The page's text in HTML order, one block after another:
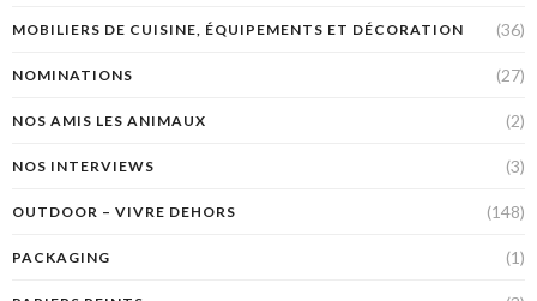
MOBILIERS DE CUISINE, ÉQUIPEMENTS ET DÉCORATION (36)
NOMINATIONS (27)
NOS AMIS LES ANIMAUX (2)
NOS INTERVIEWS (3)
OUTDOOR – VIVRE DEHORS (148)
PACKAGING (1)